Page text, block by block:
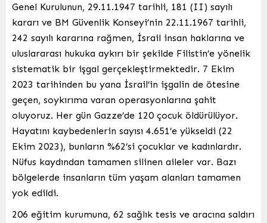
Genel Kurulunun, 29.11.1947 tarihli, 181 (II) sayılı
kararı ve BM Güvenlik Konseyi’nin 22.11.1967 tarihli,
242 sayılı kararına rağmen, İsrail insan haklarına ve
uluslararası hukuka aykırı bir şekilde Filistin’e yönelik
sistematik bir işgal gerçekleştirmektedir. 7 Ekim
2023 tarihinden bu yana İsrail’in işgalin de ötesine
geçen, soykırıma varan operasyonlarına şahit
oluyoruz. Her gün Gazze’de 120 çocuk öldürülüyor.
Hayatını kaybedenlerin sayısı 4.651’e yükseldi (22
Ekim 2023), bunların %62’si çocuklar ve kadınlardır.
Nüfus kaydından tamamen silinen aileler var. Bazı
bölgelerde insanların tüm yaşam alanları tamamen
yok edildi.
206 eğitim kurumuna, 62 sağlık tesis ve aracına saldırı